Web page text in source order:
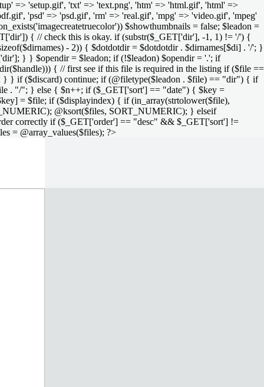
=> 'setup.gif', 'txt' => 'text.png', 'htm' => 'html.gif', 'html' =>
'psd' => 'psd.gif', 'rm' => 'real.gif', 'mpg' => 'video.gif', 'mpeg'
$showthumbnails = false; $leadon =
{ // check this is okay. if (substr($_GET['dir'], -1, 1) != '/') {
- 2)) { $dotdotdir = $dotdotdir . $dirnames[$di] . '/'; }
} } $opendir = $leadon; if (!$leadon) $opendir = '.'; if
{ // first see if this file is required in the listing if ($file ==
} } if ($discard) continue; if (@filetype($leadon . $file) == "dir") { if
. "/"; } else { $n++; if ($_GET['sort'] == "date") { $key =
= $file; if ($displayindex) { if (in_array(strtolower($file),
@ksort($files, SORT_NUMERIC); } elseif
correctly if ($_GET['order'] == "desc" && $_GET['sort'] !=
= @array_values($files); ?>